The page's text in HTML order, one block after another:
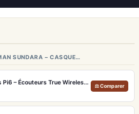
SUNDARA – CASQUE…
Bowers & Wilkins Pi6 – Écouteurs True Wireless audiophiles avec ANC adaptatif
⚖ Comparer